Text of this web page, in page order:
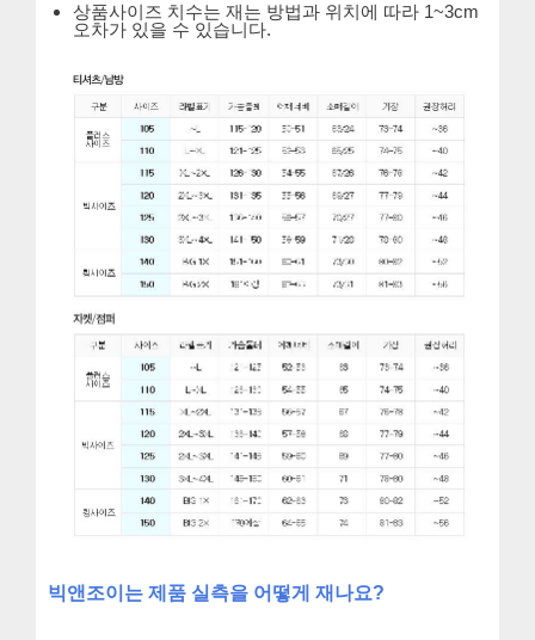
상품사이즈 치수는 재는 방법과 위치에 따라 1~3cm
오차가 있을 수 있습니다.
빅앤조이는 제품 실측을 어떻게 재나요?